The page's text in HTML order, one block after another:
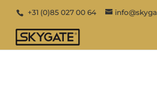
+31 (0)85 027 00 64